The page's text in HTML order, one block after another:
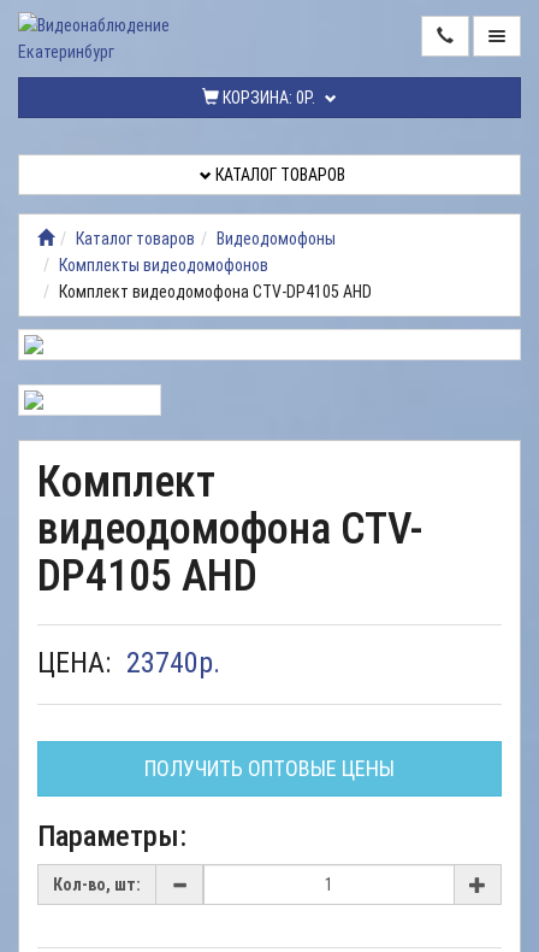
КОРЗИНА: 0Р.
ТОВАРОВ
ВИДЕОНАБЛЮДЕНИЯ
РЕМОНТ
ВИДЕОНАБЛЮДЕНИЯ
УСЛУГИ
ДОСТАВКА
РАБОТЫ
КОНТАКТЫ
КАТАЛОГ ТОВАРОВ
Каталог товаров
Видеодомофоны
Комплекты видеодомофонов
Комплект видеодомофона CTV-DP4105 AHD
Комплект
видеодомофона CTV-
DP4105 AHD
ЦЕНА: 23740р.
ПОЛУЧИТЬ ОПТОВЫЕ ЦЕНЫ
Параметры:
Кол-во, шт: